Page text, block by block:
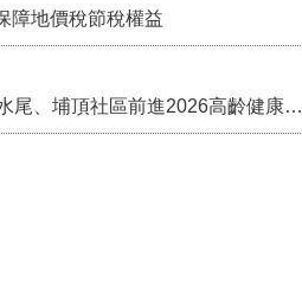
障地價稅節稅權益
苗栗農村綠色照顧成果登上全國舞台！ 後龍水尾、埔頂社區前進2026高齡健康產業博覽會